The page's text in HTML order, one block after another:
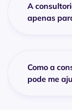
A
apenas
Como a
pode me